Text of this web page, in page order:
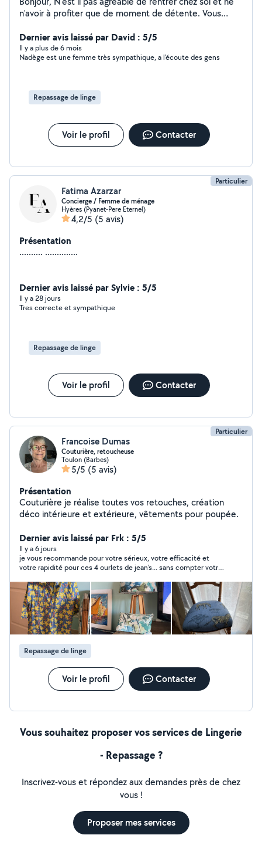
n'avoir à profiter que de moment de détente. Vous
cherchez pas plus loin. Au plaisir de vous rendre la vie
plus belle.
Dernier avis laissé par David : 5/5
Il y a plus de 6 mois
Nadège est une femme très sympathique, a l'écoute des gens
Repassage de linge
Voir le profil Contacter
Particulier
Fatima Azarzar
Concierge / Femme de ménage
Hyères (Pyanet-Pere Eternel)
4,2/5 (5 avis)
Présentation
.......... ..............
Dernier avis laissé par Sylvie : 5/5
Il y a 28 jours
Tres correcte et sympathique
Repassage de linge
Voir le profil Contacter
Particulier
Francoise Dumas
Couturière, retoucheuse
Toulon (Barbes)
5/5 (5 avis)
Présentation
Couturière je réalise toutes vos retouches, création
déco intérieure et extérieure, vêtements pour poupée.
Dernier avis laissé par Frk : 5/5
Il y a 6 jours
je vous recommande pour votre sérieux, votre efficacité et
votre rapidité pour ces 4 ourlets de jean's... sans compter votre
Repassage de linge
Voir le profil Contacter
Vous souhaitez proposer vos services de Lingerie
- Repassage ?
Inscrivez-vous et répondez aux demandes près de chez
vous !
Proposer mes services